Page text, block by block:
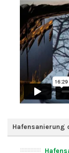
Hafensanierung